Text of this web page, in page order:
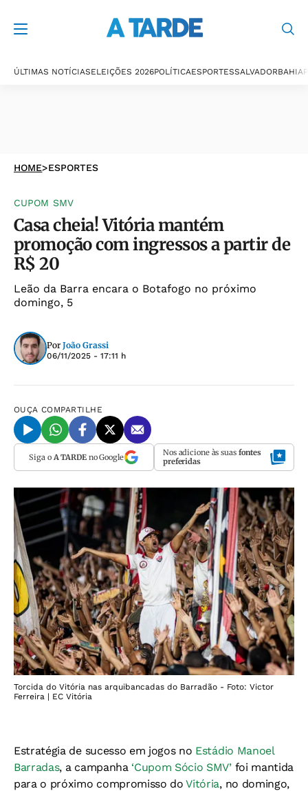
ÚLTIMAS NOTÍCIASELEIÇÕES 2026POLÍTICAESPORTESSALVADORBAHIA
HOME>ESPORTES
CUPOM SMV
Casa cheia! Vitória mantém
promoção com ingressos a partir de
R$ 20
Leão da Barra encara o Botafogo no próximo
domingo, 5
Por João Grassi
06/11/2025 - 17:11 h
OUÇA COMPARTILHE
Siga o A TARDEno Google Nos adicione às suas fontes
preferidas
Torcida do Vitória nas arquibancadas do Barradão - Foto: Victor
Ferreira | EC Vitória
Estratégia de sucesso em jogos no Estádio Manoel
Barradas, a campanha‘Cupom Sócio SMV’foi mantida
para o próximo compromisso doVitória, no domingo,